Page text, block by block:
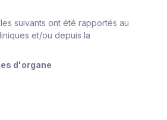
suivants ont été rapportés au
et/ou depuis la
d'organe